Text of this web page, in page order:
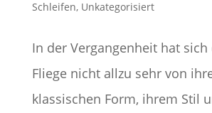
Schleifen, Unkategorisiert
In der Vergangenheit hat
Fliege nicht allzu sehr von
klassischen Form, ihrem Stil